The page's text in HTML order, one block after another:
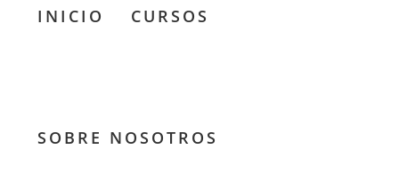
INICIO CURSOS
SOBRE NOSOTROS